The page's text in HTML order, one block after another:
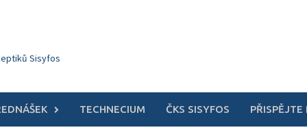
Sisyfos
TECHNECIUM ČKS SISYFOS PŘISPĚJTE